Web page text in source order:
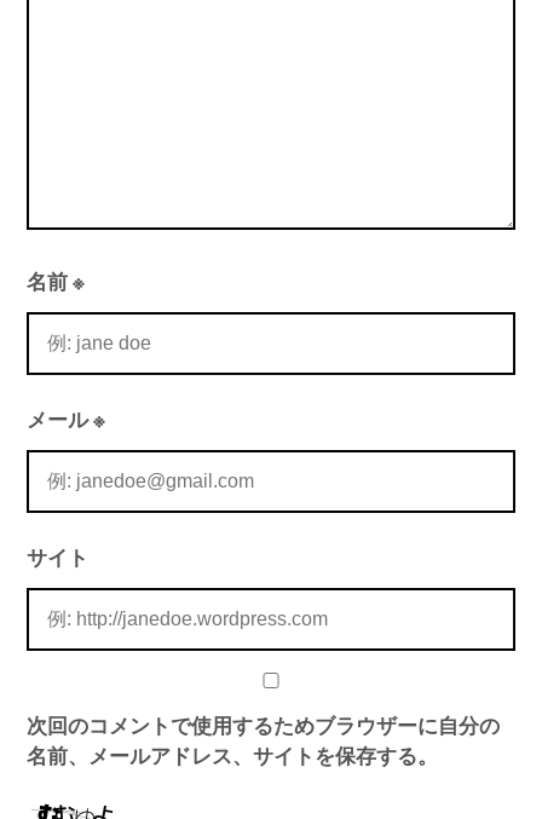
名前※
メール※
サイト
次回のコメントで使用するためブラウザーに自分の
名前、メールアドレス、サイトを保存する。